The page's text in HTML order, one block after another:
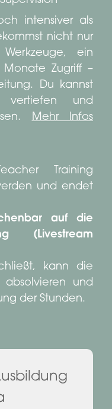
intensiver als
nicht nur
ein
Zugriff –
Du kannst
vertiefen und
Mehr Infos
Training
und endet
auf die
(Livestream
kann die
und
der Stunden.